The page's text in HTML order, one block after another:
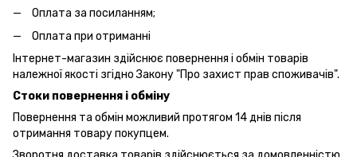
Оплата за посиланням;
Оплата при отриманні
Інтернет-магазин здійснює повернення і обмін товарів
належної якості згідно Закону "Про захист прав споживачів".
Стоки повернення і обміну
Повернення та обмін можливий протягом 14 днів після
отримання товару покупцем.